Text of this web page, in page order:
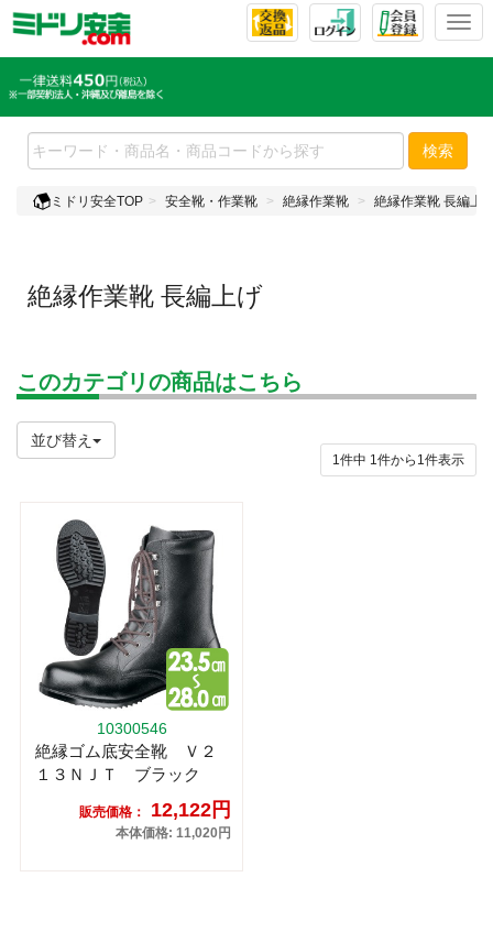
T
l
e
n
v
検索
ミドリ安全TOP 安全靴・作業靴 絶縁作業靴 絶縁作業靴 長編上
絶縁作業靴 長編上げ
このカテゴリの商品はこちら
並び替え
1件中 1 件から 1 件表示
10300546
絶縁ゴム底安全靴 Ｖ２
１３ＮＪＴ ブラック
販売価格： 12,122円
本体価格: 11,020円